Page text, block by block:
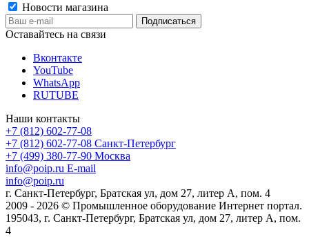
Новости магазина
Оставайтесь на связи
Вконтакте
YouTube
WhatsApp
RUTUBE
Наши контакты
+7 (812) 602-77-08
+7 (812) 602-77-08 Санкт-Петербург
+7 (499) 380-77-90 Москва
info@poip.ru E-mail
info@poip.ru
г. Санкт-Петербург, Братская ул, дом 27, литер А, пом. 4
2009 - 2026 © Промышленное оборудование Интернет портал.
195043, г. Санкт-Петербург, Братская ул, дом 27, литер А, пом.
4